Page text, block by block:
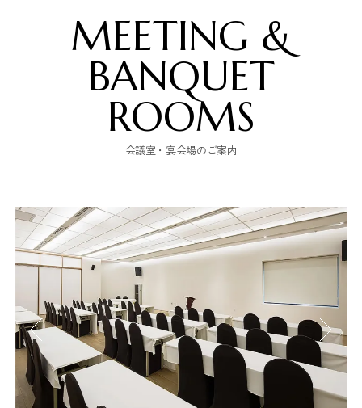
MEETING &
BANQUET
ROOMS
会議室・宴会場のご案内